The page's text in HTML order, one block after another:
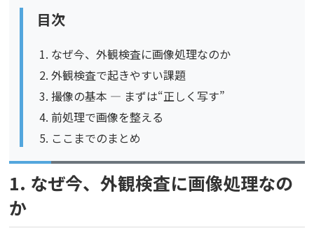
目次
なぜ今、外観検査に画像処理なのか
外観検査で起きやすい課題
撮像の基本 ― まずは“正しく写す”
前処理で画像を整える
ここまでのまとめ
1. なぜ今、外観検査に画像処理なの
か